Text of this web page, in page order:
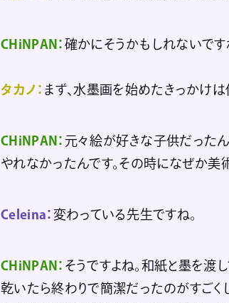
CHiNPAN： 確かにそうかもしれないです
タカノ： まず、水墨画を始めたきっかけ
CHiNPAN： 元々絵が好きな子供だった
やれなかったんです。その時になぜか美
Celeina： 変わっている先生ですね。
CHiNPAN： そうですよね。和紙と墨を渡
乾いたら終わりで簡潔だったのがすごく